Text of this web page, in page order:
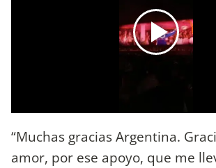
“Muchas gracias Argentina.
amor, por ese apoyo, que me